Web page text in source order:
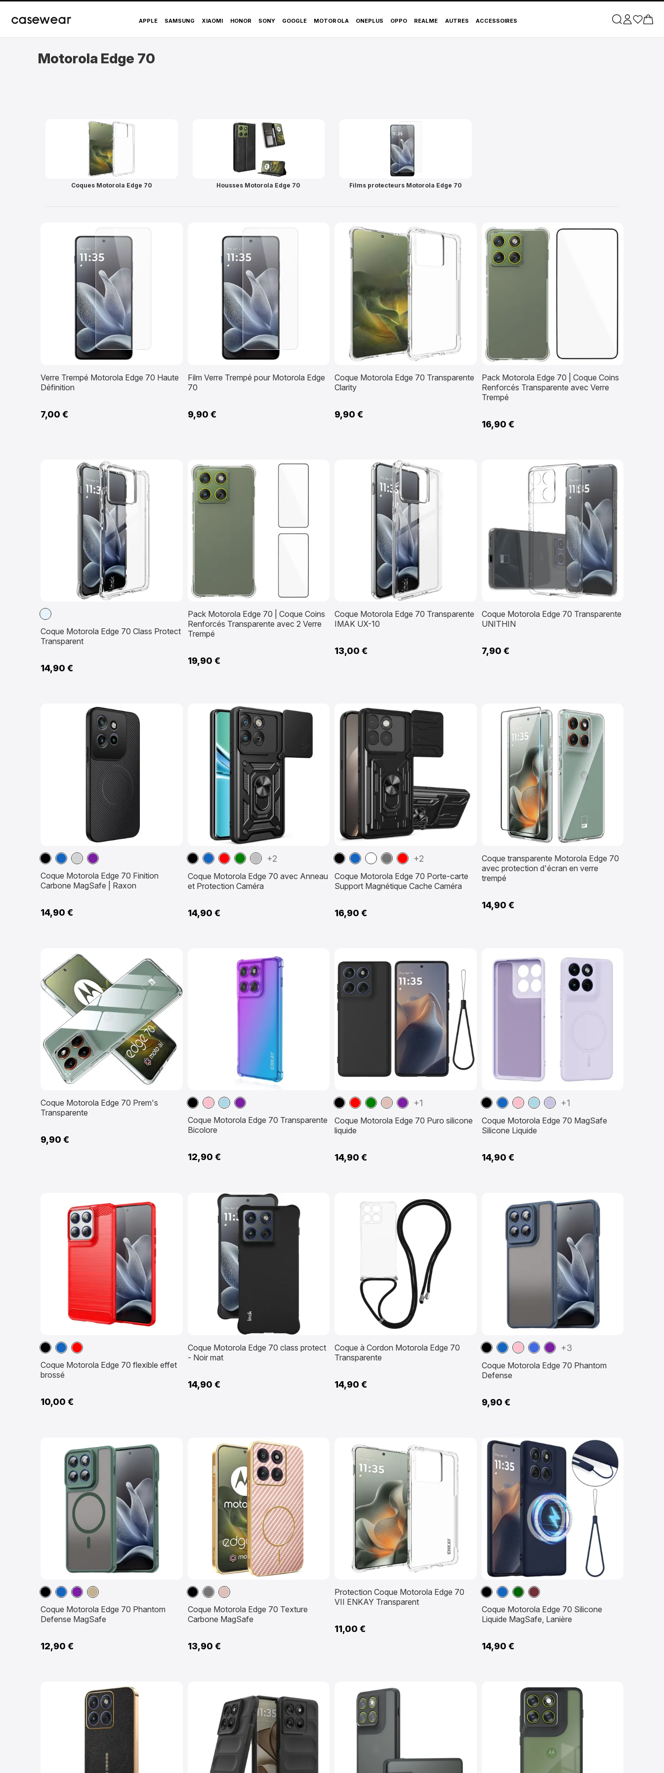
Coques et accessoires Motorola Edge 70
casewear APPLE SAMSUNG XIAOMI HONOR SONY GOOGLE MOTOROLA ONEPLUS OPPO REALME AUTRES ACCESSOIRES
Motorola Edge 70
Coques Motorola Edge 70 Housses Motorola Edge 70 Films protecteurs Motorola Edge 70
Verre Trempé Motorola Edge 70 Haute
Définition
7,00 €
Film Verre Trempé pour Motorola Edge
70
9,90 €
Coque Motorola Edge 70 Transparente
Clarity
9,90 €
Pack Motorola Edge 70 | Coque Coins
Renforcés Transparente avec Verre
Trempé
16,90 €
Transparent
Coque Motorola Edge 70 Class Protect
Transparent
14,90 €
Pack Motorola Edge 70 | Coque Coins
Renforcés Transparente avec 2 Verre
Trempé
19,90 €
Coque Motorola Edge 70 Transparente
IMAK UX-10
13,00 €
Coque Motorola Edge 70 Transparente
UNITHIN
7,90 €
NoirBleuGrisViolet
Coque Motorola Edge 70 Finition
Carbone MagSafe | Raxon
14,90 €
NoirBleuRouge
VertArgent
+2
Coque Motorola Edge 70 avec Anneau
et Protection Caméra
14,90 €
NoirBleuBlancGrisRouge
+2
Coque Motorola Edge 70 Porte-carte
Support Magnétique Cache Caméra
16,90 €
Coque transparente Motorola Edge 70
avec protection d'écran en verre
trempé
14,90 €
Coque Motorola Edge 70 Prem's
Transparente
9,90 €
NoirRoseBleuViolet
Coque Motorola Edge 70 Transparente
Bicolore
12,90 €
NoirRouge
VertOr Violet
+1
Coque Motorola Edge 70 Puro silicone
liquide
14,90 €
NoirBleuRoseBleuViolet
+1
Coque Motorola Edge 70 MagSafe
Silicone Liquide
14,90 €
NoirBleuRouge
Coque Motorola Edge 70 flexible effet
brossé
10,00 €
Coque Motorola Edge 70 class protect
- Noir mat
14,90 €
Coque à Cordon Motorola Edge 70
Transparente
14,90 €
NoirBleuRoseBleuViolet+3
Coque Motorola Edge 70 Phantom
Defense
9,90 €
NoirBleuVioletKaki
Coque Motorola Edge 70 Phantom
Defense MagSafe
12,90 €
NoirGrisOr
Coque Motorola Edge 70 Texture
Carbone MagSafe
13,90 €
Protection Coque Motorola Edge 70
VII ENKAY Transparent
11,00 €
NoirBleuVertVin
Coque Motorola Edge 70 Silicone
Liquide MagSafe, Lanière
14,90 €